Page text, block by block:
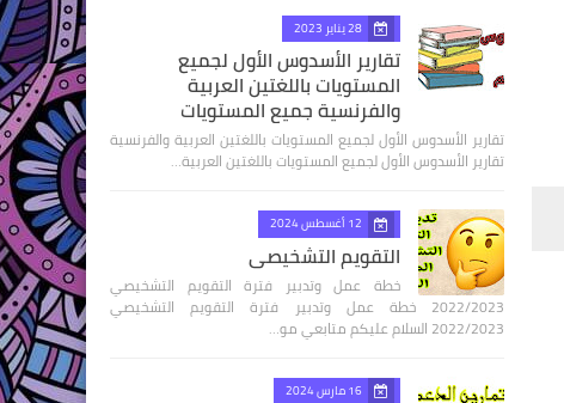
28 يناير 2023
تقارير الأسدوس الأول لجميع
المستويات باللغتين العربية
والفرنسية جميع المستويات
تقارير الأسدوس الأول لجميع المستويات باللغتين العربية والفرنسية
تقارير الأسدوس الأول لجميع المستويات باللغتين العربية…
12 أغسطس 2024
التقويم التشخيصي
خطة عمل وتدبير فترة التقويم التشخيصي
2022/2023 خطة عمل وتدبير فترة التقويم التشخيصي
2022/2023 السلام عليكم متابعي مو…
16 مارس 2024